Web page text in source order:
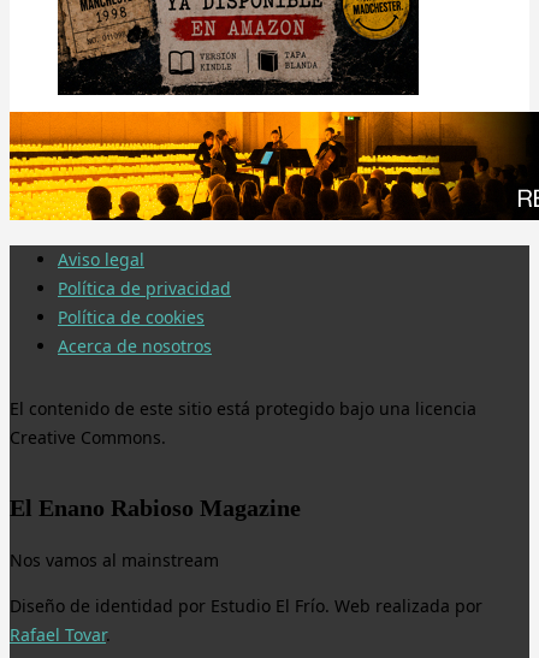
Aviso legal
Política de privacidad
Política de cookies
Acerca de nosotros
El contenido de este sitio está protegido bajo una licencia
Creative Commons.
El Enano Rabioso Magazine
Nos vamos al mainstream
Diseño de identidad por Estudio El Frío. Web realizada por
Rafael Tovar.